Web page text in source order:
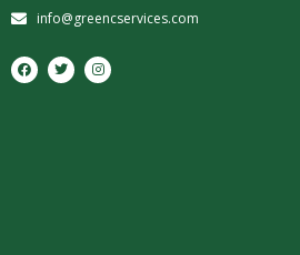
info@greencservices.com
F
a
c
T
w
i
I
n
s